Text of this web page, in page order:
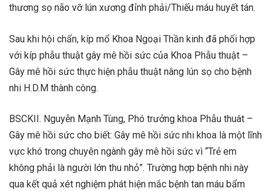
thương sọ não vỡ lún xương đỉnh phải/Thiếu máu huyết tán.
Sau khi hội chẩn, kíp mổ Khoa Ngoại Thần kinh đã phối hợp
với kíp phẫu thuật gây mê hồi sức của Khoa Phẫu thuật –
Gây mê hồi sức thực hiện phẫu thuật nâng lún sọ cho bệnh
nhi H.D.M thành công.
BSCKII. Nguyễn Mạnh Tùng, Phó trưởng khoa Phẫu thuât –
Gây mê hồi sức cho biết: Gây mê hồi sức nhi khoa là một lĩnh
vực khó trong chuyên ngành gây mê hồi sức vì “Trẻ em
không phải là người lớn thu nhỏ”. Trường hợp bệnh nhi này
qua kết quả xét nghiệm phát hiện mắc bệnh tan máu bẩm